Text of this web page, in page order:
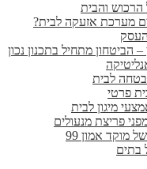
והבית
מערכת אזעקה לבית?
העסק
– הביטחון מתחיל בתכנון נכון
לבית
פרטי
מיגון לבית
פריצת מנעולים
מוקד אמון 99
בתים